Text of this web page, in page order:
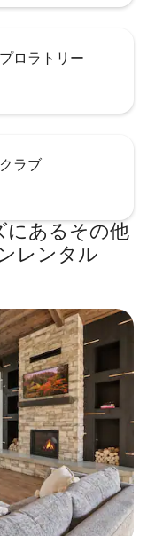
ロラトリー
ラブ
にあるその他
レンタル